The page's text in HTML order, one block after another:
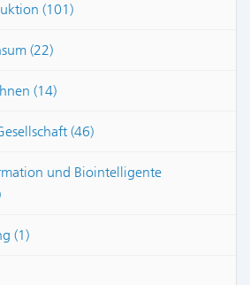
(101)
(22)
(14)
(46)
und Biointelligente
(1)